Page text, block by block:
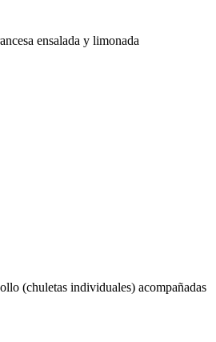
ensalada y limonada
(chuletas individuales) acompañadas